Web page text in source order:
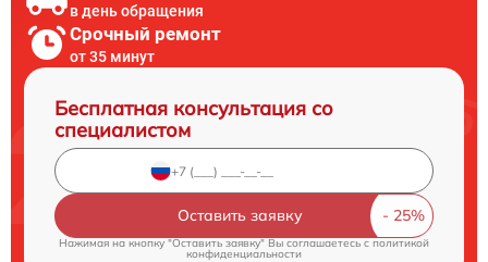
в день обращения
Срочный ремонт
от 35 минут
Бесплатная консультация со
специалистом
Оставить заявку
Нажимая на кнопку "Оставить заявку" Вы соглашаетесь cполитикой
конфиденциальности